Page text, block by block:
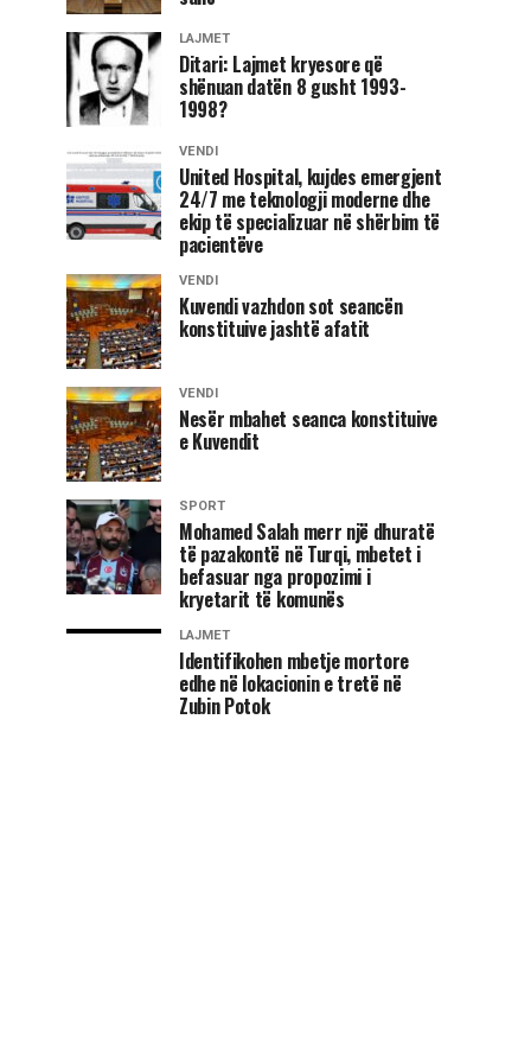
LAJMET
Ditari: Lajmet kryesore që
shënuan datën 8 gusht 1993-
1998?
VENDI
United Hospital, kujdes emergjent
24/7 me teknologji moderne dhe
ekip të specializuar në shërbim të
pacientëve
VENDI
Kuvendi vazhdon sot seancën
konstituive jashtë afatit
VENDI
Nesër mbahet seanca konstituive
e Kuvendit
SPORT
Mohamed Salah merr një dhuratë
të pazakontë në Turqi, mbetet i
befasuar nga propozimi i
kryetarit të komunës
LAJMET
Identifikohen mbetje mortore
edhe në lokacionin e tretë në
Zubin Potok